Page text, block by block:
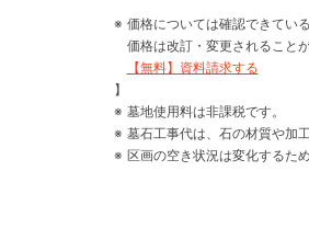
価格については確認できてい
価格は改訂・変更されること
【無料】資料請求する
】
墓地使用料は非課税です。
墓石工事代は、石の材質や加
区画の空き状況は変化するた